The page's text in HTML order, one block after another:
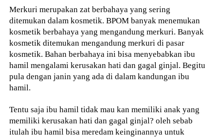
Merkuri merupakan zat berbahaya yang sering
ditemukan dalam kosmetik. BPOM banyak menemukan
kosmetik berbahaya yang mengandung merkuri. Banyak
kosmetik ditemukan mengandung merkuri di pasar
kosmetik. Bahan berbahaya ini bisa menyebabkan ibu
hamil mengalami kerusakan hati dan gagal ginjal. Begitu
pula dengan janin yang ada di dalam kandungan ibu
hamil.
Tentu saja ibu hamil tidak mau kan memiliki anak yang
memiliki kerusakan hati dan gagal ginjal? oleh sebab
itulah ibu hamil bisa meredam keinginannya untuk